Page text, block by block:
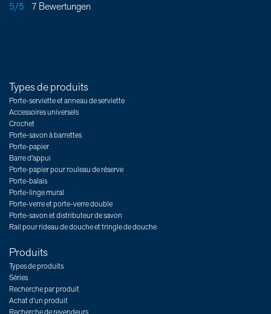
5/5 7 Bewertungen
Types de produits
Porte-serviette et anneau de serviette
Accessoires universels
Crochet
Porte-savon à barrettes
Porte-papier
Barre d'appui
Porte-papier pour rouleau de réserve
Porte-balais
Porte-linge mural
Porte-verre et porte-verre double
Porte-savon et distributeur de savon
Rail pour rideau de douche et tringle de douche
Produits
Types de produits
Séries
Recherche par produit
Achat d’un produit
Recherche de revendeurs